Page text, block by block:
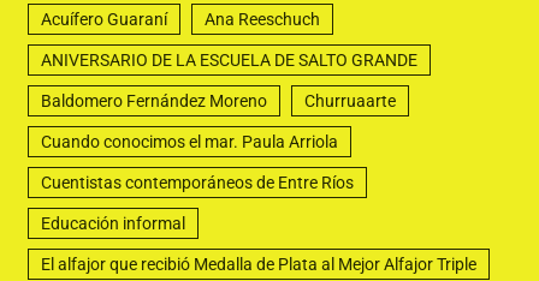
Acuífero Guaraní Ana Reeschuch
ANIVERSARIO DE LA ESCUELA DE SALTO GRANDE
Baldomero Fernández Moreno Churruaarte
Cuando conocimos el mar. Paula Arriola
Cuentistas contemporáneos de Entre Ríos
Educación informal
El alfajor que recibió Medalla de Plata al Mejor Alfajor Triple